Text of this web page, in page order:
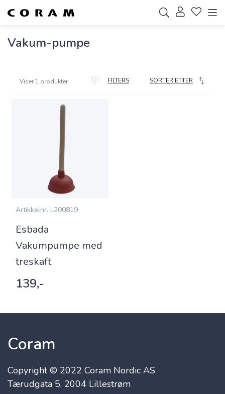
Vakum-pumpe
Viser 1 produkter FILTERS SORTER ETTER
Artikkelnr. L200819
Esbada
Vakumpumpe med
treskaft
139,-
Coram
Copyright © 2022 Coram Nordic AS
Tærudgata 5, 2004 Lillestrøm